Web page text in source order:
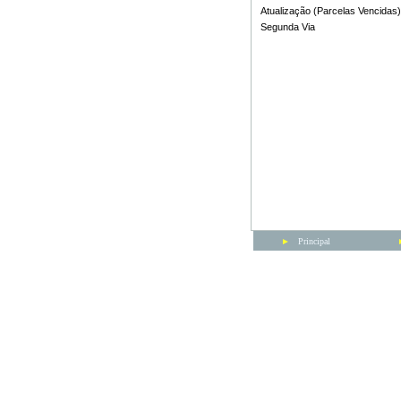
Atualização (Parcelas Vencidas)
Segunda Via
► Principal